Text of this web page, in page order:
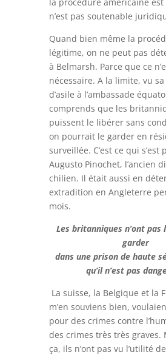
n’est pas soutenable
Quand bien même la
légitime, on ne peut pas
à Belmarsh. Parce que ce
nécessaire. A la limite, vu
d’asile à l’ambassade
comprends que les
puissent le libérer sans
on pourrait le garder en
surveillée. C’est ce qui s’est
Augusto Pinochet, l’ancien
chilien. Il était aussi en
extradition en Angleterre
mois.
Les britanniques n’ont
garder
dans une prison de haute
qu’il n’est pas
La suisse, la Belgique et la
m’en souviens bien,
pour des crimes contre
des crimes très très graves.
ça, ils n’ont pas vu l’utilité